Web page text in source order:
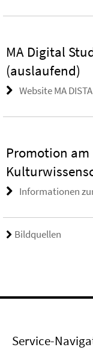
MA Digital
(auslaufend)
Website MA
Promotion am
Informationen
Bildquellen
Service-